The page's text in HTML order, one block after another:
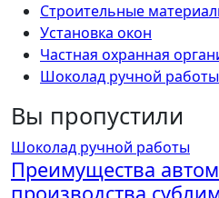
Строительные
Установка окон
Частная охранная
Шоколад ручной работы
Вы пропустили
Шоколад ручной работы
Преимущества